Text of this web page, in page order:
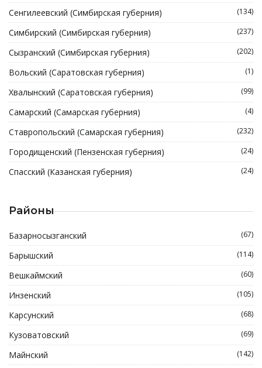
Сенгилеевский (Симбирская губерния) (134)
Симбирский (Симбирская губерния) (237)
Сызранский (Симбирская губерния) (202)
Вольский (Саратовская губерния) (1)
Хвалынский (Саратовская губерния) (99)
Самарский (Самарская губерния) (4)
Ставропольский (Самарская губерния) (232)
Городищенский (Пензенская губерния) (24)
Спасский (Казанская губерния) (24)
Районы
Базарносызганский (67)
Барышский (114)
Вешкаймский (60)
Инзенский (105)
Карсунский (68)
Кузоватовский (69)
Майнский (142)